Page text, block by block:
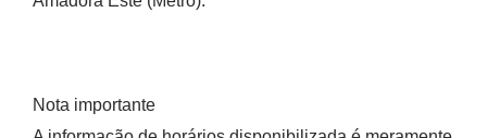
Nota importante